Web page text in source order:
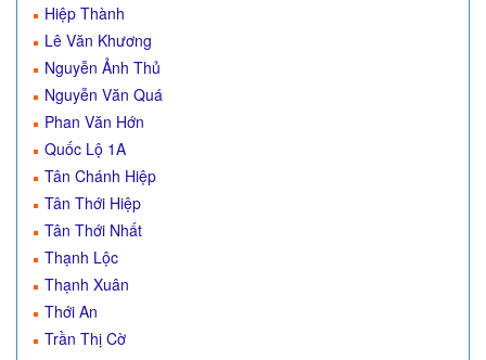
Hiệp Thành
Lê Văn Khương
Nguyễn Ảnh Thủ
Nguyễn Văn Quá
Phan Văn Hớn
Quốc Lộ 1A
Tân Chánh Hiệp
Tân Thới Hiệp
Tân Thới Nhất
Thạnh Lộc
Thạnh Xuân
Thới An
Trần Thị Cờ